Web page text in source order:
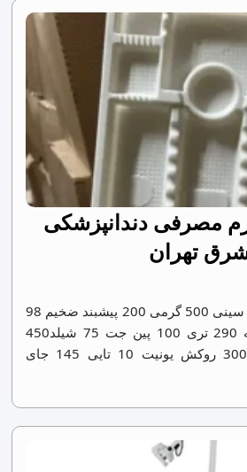
مصرفی دندانپزشکی
تهران
سینی 350 گرمی 150 سینی 500 گرمی 200 پیشبند ضخیم 98
سر ساکشن 420 ایینه 290 تری 100 پین جت 75 شیلد450
طلق شیلد 3 عددی 300 روکش یونیت 10 تایی 145 جای